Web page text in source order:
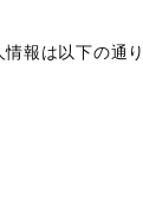
報は以下の通り